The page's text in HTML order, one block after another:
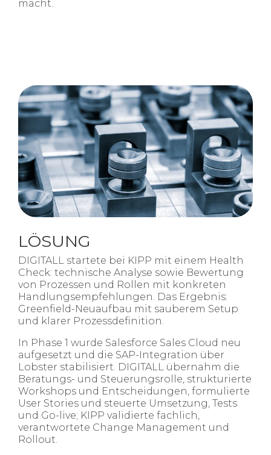
macht.
LÖSUNG
DIGITALL startete bei KIPP mit einem Health
Check: technische Analyse sowie Bewertung
von Prozessen und Rollen mit konkreten
Handlungsempfehlungen. Das Ergebnis:
Greenfield-Neuaufbau mit sauberem Setup
und klarer Prozessdefinition.
In Phase 1 wurde Salesforce Sales Cloud neu
aufgesetzt und die SAP-Integration über
Lobster stabilisiert. DIGITALL übernahm die
Beratungs- und Steuerungsrolle, strukturierte
Workshops und Entscheidungen, formulierte
User Stories und steuerte Umsetzung, Tests
und Go-live; KIPP validierte fachlich,
verantwortete Change Management und
Rollout.